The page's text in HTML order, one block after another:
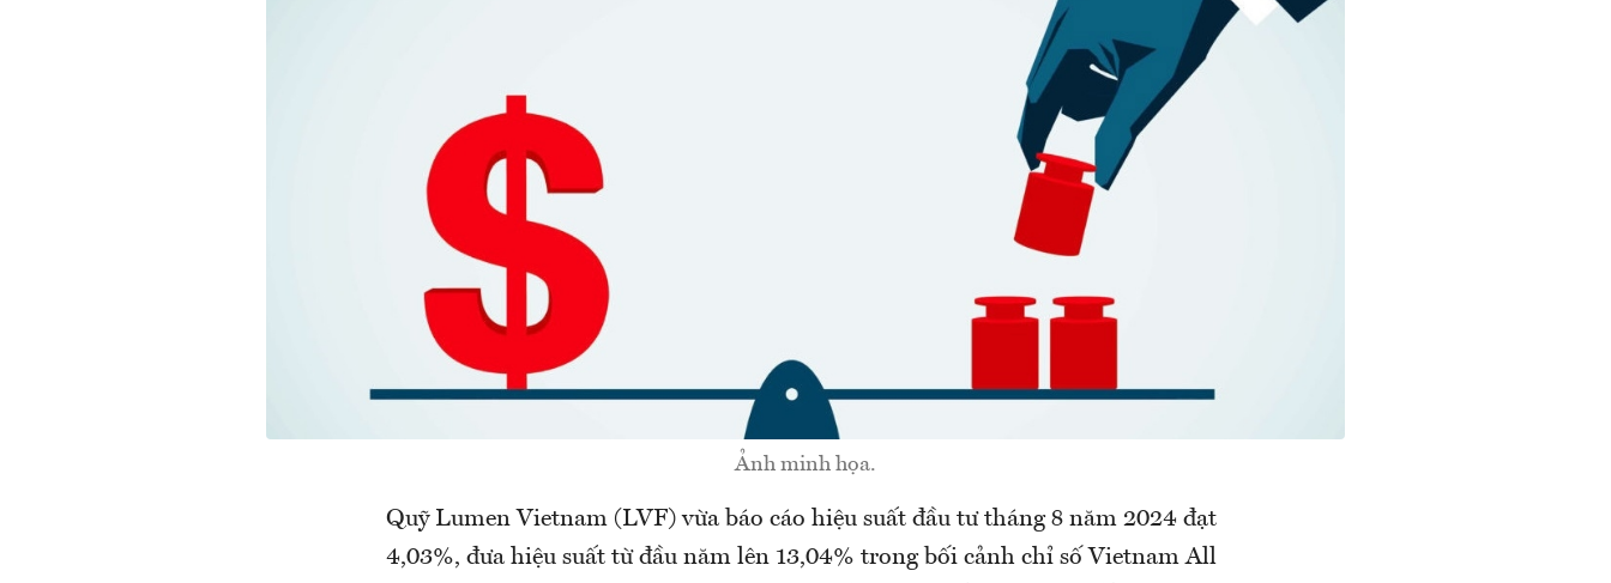
Ảnh minh họa.
Quỹ Lumen Vietnam (LVF) vừa báo cáo hiệu suất đầu tư tháng 8 năm 2024 đạt
4,03%, đưa hiệu suất từ đầu năm lên 13,04% trong bối cảnh chỉ số Vietnam All